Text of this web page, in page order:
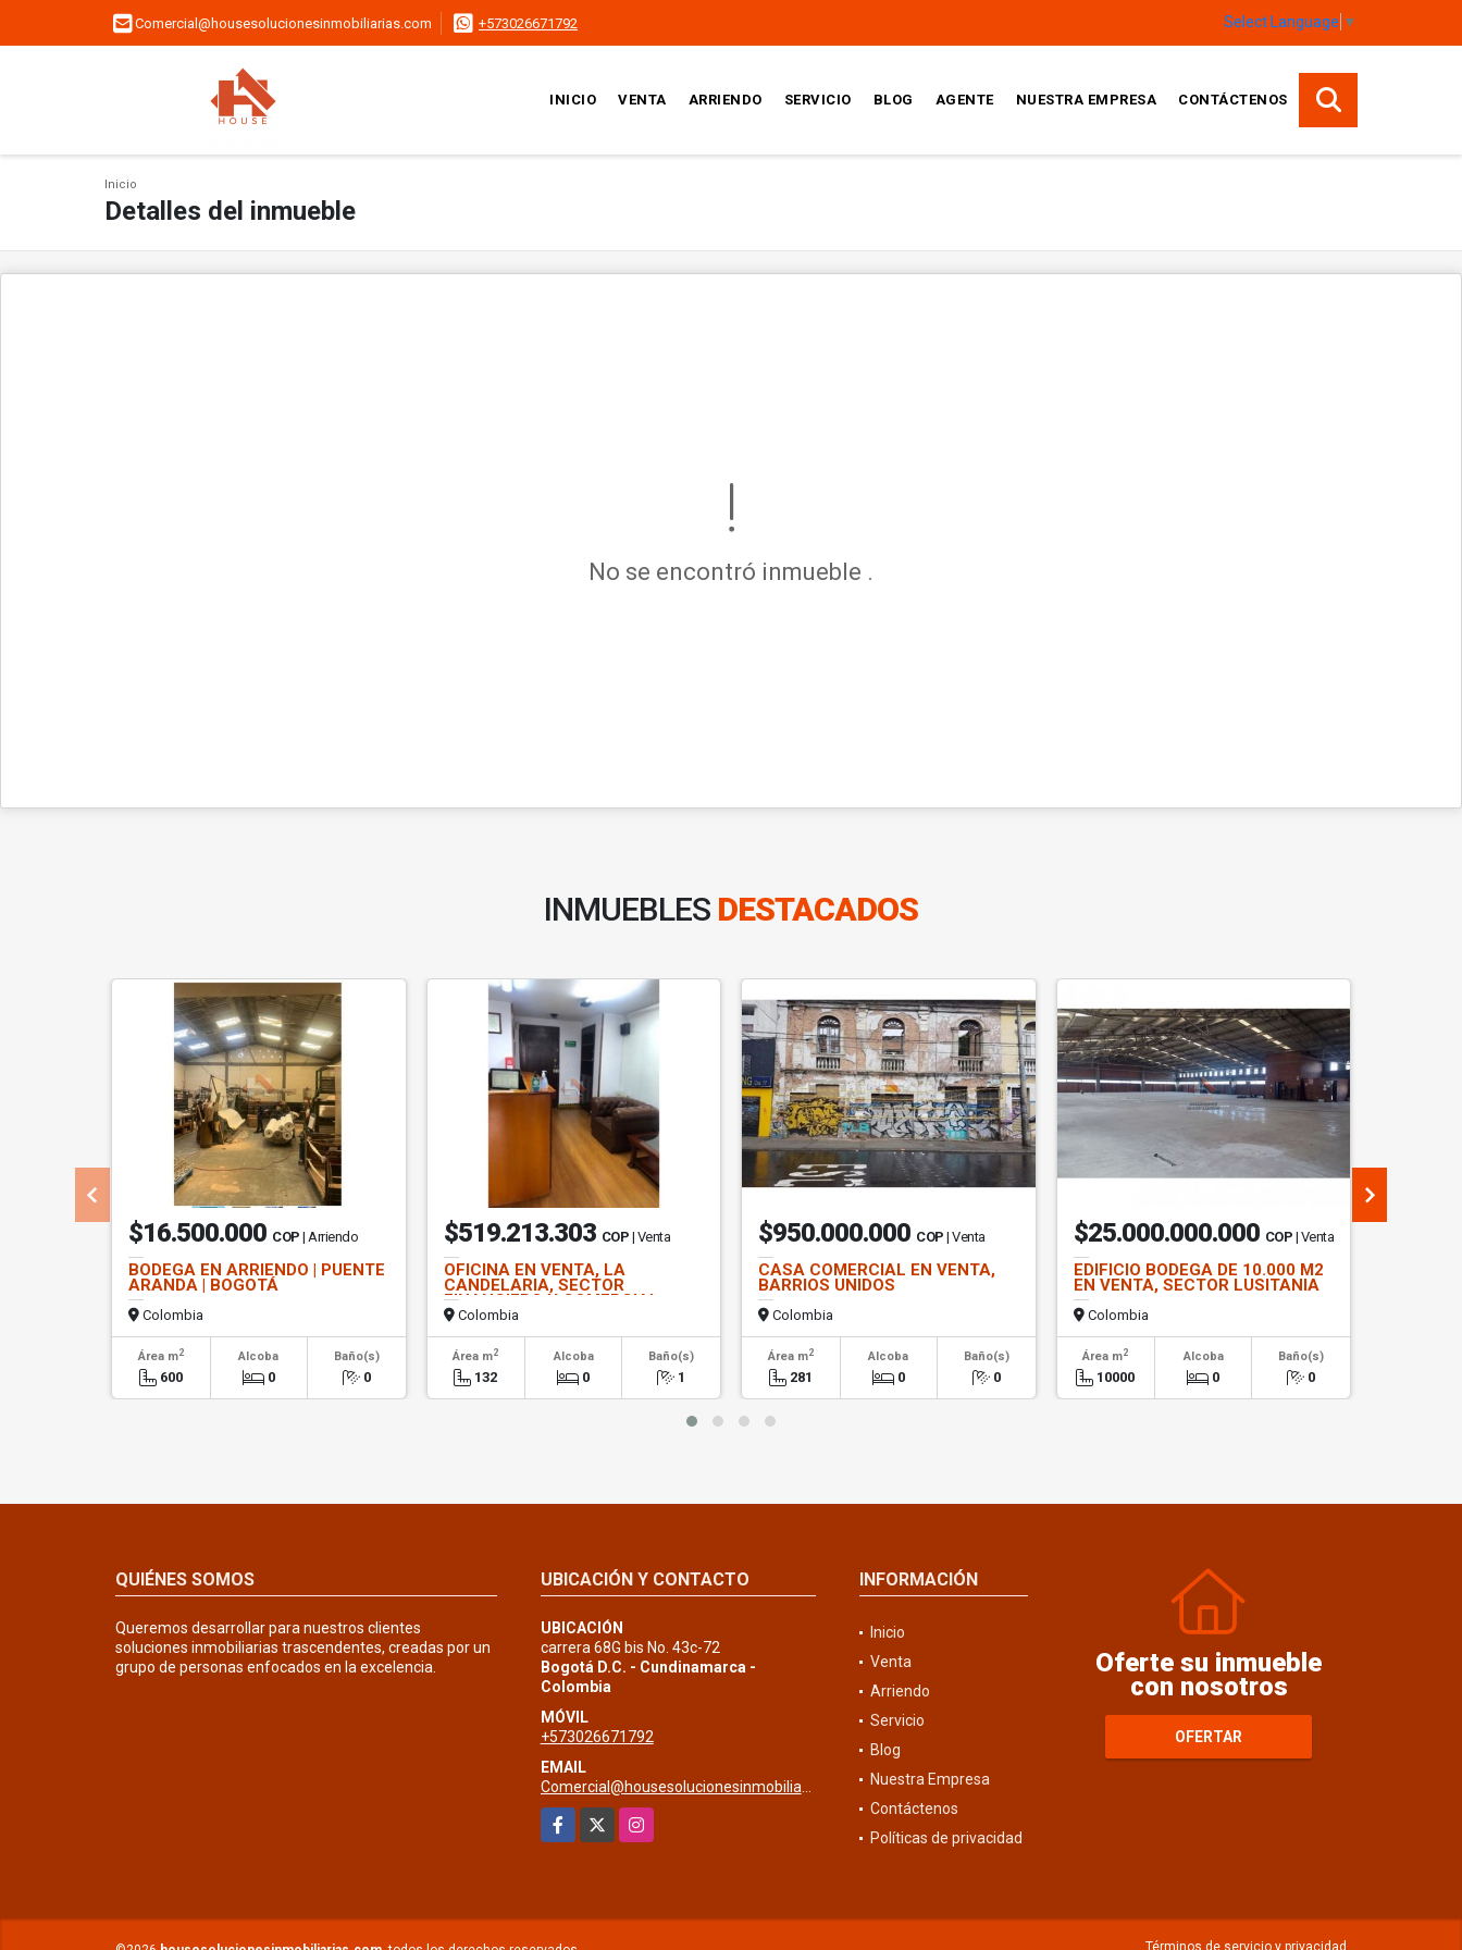
Comercial@housesolucionesinmobiliarias.com +573026671792 Select Language ▼
INICIO VENTA ARRIENDO SERVICIO BLOG AGENTE NUESTRA EMPRESA CONTÁCTENOS
Inicio
Detalles del inmueble
No se encontró inmueble .
INMUEBLES DESTACADOS
$16.500.000 COP | Arriendo
BODEGA EN ARRIENDO | PUENTE
ARANDA | BOGOTÁ
Colombia
Área m2
600
Alcoba
0
Baño(s)
0
$519.213.303 COP | Venta
OFICINA EN VENTA, LA
CANDELARIA, SECTOR
FINANCIERO Y COMERCIAL
Colombia
Área m2
132
Alcoba
0
Baño(s)
1
$950.000.000 COP | Venta
CASA COMERCIAL EN VENTA,
BARRIOS UNIDOS
Colombia
Área m2
281
Alcoba
0
Baño(s)
0
$25.000.000.000 COP | Venta
EDIFICIO BODEGA DE 10.000 M2
EN VENTA, SECTOR LUSITANIA
Colombia
Área m2
10000
Alcoba
0
Baño(s)
0
QUIÉNES SOMOS
Queremos desarrollar para nuestros clientes
soluciones inmobiliarias trascendentes, creadas por un
grupo de personas enfocados en la excelencia.
UBICACIÓN Y CONTACTO
UBICACIÓN
carrera 68G bis No. 43c-72
Bogotá D.C. - Cundinamarca -
Colombia
MÓVIL
+573026671792
EMAIL
Comercial@housesolucionesinmobiliarias.com
Facebook
Instagram
INFORMACIÓN
Inicio
Venta
Arriendo
Servicio
Blog
Nuestra Empresa
Contáctenos
Políticas de privacidad
Oferte su inmueble
con nosotros
OFERTAR
Términos de servicio y privacidad